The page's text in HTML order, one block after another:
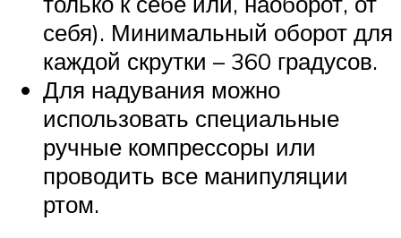
себя). Минимальный оборот для
каждой скрутки – 360 градусов.
Для надувания можно
использовать специальные
ручные компрессоры или
проводить все манипуляции
ртом.